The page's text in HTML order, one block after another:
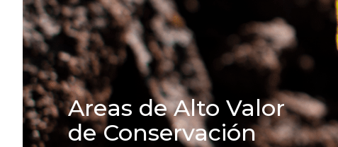
Areas de Alto Valor
de Conservación